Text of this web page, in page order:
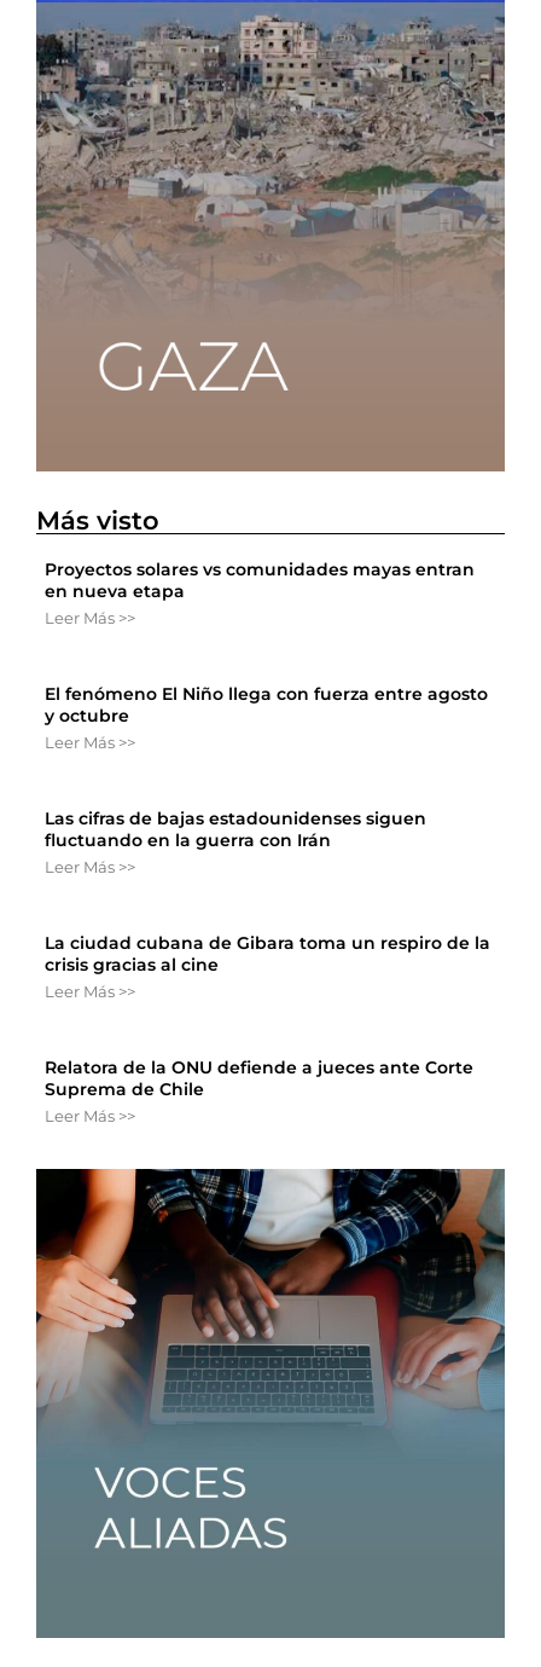
Más visto
Proyectos solares vs comunidades mayas entran
en nueva etapa
Leer Más >>
El fenómeno El Niño llega con fuerza entre agosto
y octubre
Leer Más >>
Las cifras de bajas estadounidenses siguen
fluctuando en la guerra con Irán
Leer Más >>
La ciudad cubana de Gibara toma un respiro de la
crisis gracias al cine
Leer Más >>
Relatora de la ONU defiende a jueces ante Corte
Suprema de Chile
Leer Más >>